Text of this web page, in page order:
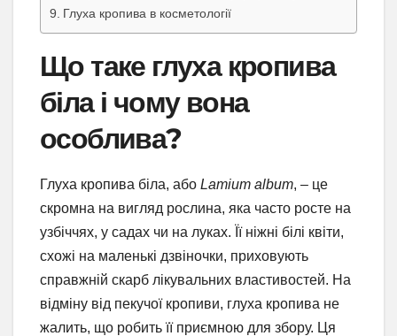
Глуха кропива в косметології
Що таке глуха кропива
біла і чому вона
особлива?
Глуха кропива біла, або Lamium album, – це
скромна на вигляд рослина, яка часто росте на
узбіччях, у садах чи на луках. Її ніжні білі квіти,
схожі на маленькі дзвіночки, приховують
справжній скарб лікувальних властивостей. На
відміну від пекучої кропиви, глуха кропива не
жалить, що робить її приємною для збору. Ця